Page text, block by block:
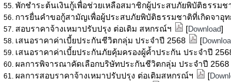
พักชำระต้นเงินกู้เพื่อช่วยเหลือสมาชิกผู้ประสบภัยพิบัติธรรมช
การยื่นคำขอกู้สามัญเพื่อผู้ประสบภัยพิบัติธรรมชาติที่เกิดจาอุท
สอบราคาจ้างเหมาปรับปรุง ต่อเติม สหกรณ์ฯ
[Download]
เสนอราคาค่าเบี้ยประกันชีวิตกลุ่ม ประจำปี 2568
[
เสนอราคาค่าเบี้ยประกันภัยคุ้มครองผู้ค้ำประกัน ประจำปี
ผลการพิจารณาคัดเลือกบริษัทประกันชีวิตกลุ่ม ประจำปี 2568
ผลการสอบราคาจ้างเหมาปรับปรุง ต่อเติมสหกรณ์ฯ
[